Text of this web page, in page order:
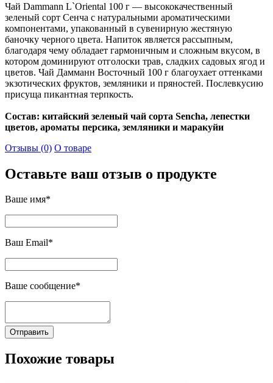
Чай Dammann L`Oriental 100 г — высококачественный
зеленый сорт Сенча с натуральными ароматическими
компонентами, упакованный в сувенирную жестяную
баночку черного цвета. Напиток является рассыпным,
благодаря чему обладает гармоничным и сложным вкусом, в
котором доминируют отголоски трав, сладких садовых ягод и
цветов. Чай Дамманн Восточный 100 г благоухает оттенками
экзотических фруктов, земляники и пряностей. Послевкусию
присуща пикантная терпкость.
Состав: китайский зеленый чай сорта Sencha, лепестки
цветов, ароматы персика, земляники и маракуйи
Отзывы (0) О товаре
Оставьте ваш отзыв о продукте
Ваше имя*
Ваш Email*
Ваше сообщение*
Отправить
Похожие товары